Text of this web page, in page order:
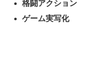
格闘アクション
ゲーム実写化